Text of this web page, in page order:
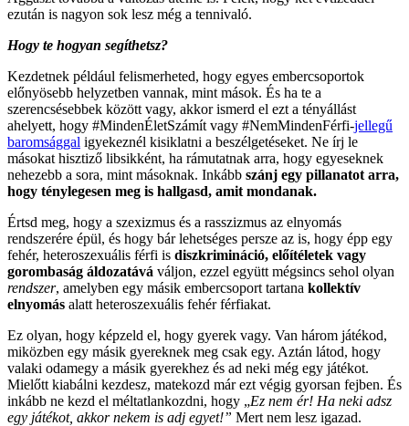
ezután is nagyon sok lesz még a tennivaló.
Hogy te hogyan segíthetsz?
Kezdetnek például felismerheted, hogy egyes embercsoportok
előnyösebb helyzetben vannak, mint mások. És ha te a
szerencsésebbek között vagy, akkor ismerd el ezt a tényállást
ahelyett, hogy #MindenÉletSzámít vagy #NemMindenFérfi-jellegű
baromsággal igyekeznél kisiklatni a beszélgetéseket. Ne írj le
másokat hisztiző libsikként, ha rámutatnak arra, hogy egyeseknek
nehezebb a sora, mint másoknak. Inkább szánj egy pillanatot arra,
hogy ténylegesen meg is hallgasd, amit mondanak.
Értsd meg, hogy a szexizmus és a rasszizmus az elnyomás
rendszerére épül, és hogy bár lehetséges persze az is, hogy épp egy
fehér, heteroszexuális férfi is diszkrimináció, előítéletek vagy
gorombaság áldozatává váljon, ezzel együtt mégsincs sehol olyan
rendszer, amelyben egy másik embercsoport tartana kollektív
elnyomás alatt heteroszexuális fehér férfiakat.
Ez olyan, hogy képzeld el, hogy gyerek vagy. Van három játékod,
miközben egy másik gyereknek meg csak egy. Aztán látod, hogy
valaki odamegy a másik gyerekhez és ad neki még egy játékot.
Mielőtt kiabálni kezdesz, matekozd már ezt végig gyorsan fejben. És
inkább ne kezd el méltatlankozdni, hogy „Ez nem ér! Ha neki adsz
egy játékot, akkor nekem is adj egyet!” Mert nem lesz igazad.